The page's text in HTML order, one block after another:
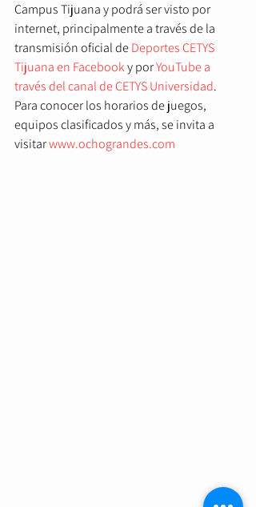
Campus Tijuana y podrá ser visto por
internet, principalmente a través de la
transmisión oficial de Deportes CETYS
Tijuana en Facebook y por YouTube a
través del canal de CETYS Universidad.
Para conocer los horarios de juegos,
equipos clasificados y más, se invita a
visitar www.ochograndes.com